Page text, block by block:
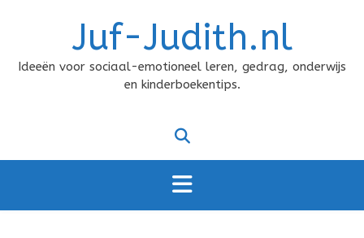
Juf-Judith.nl
Ideeën voor sociaal-emotioneel leren, gedrag, onderwijs
en kinderboekentips.